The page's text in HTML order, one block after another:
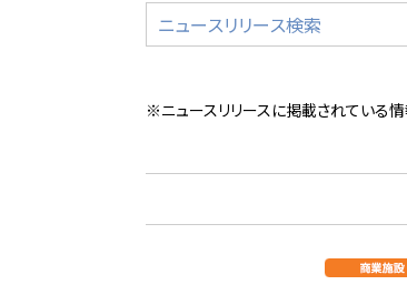
※ニュースリリースに掲載されている情